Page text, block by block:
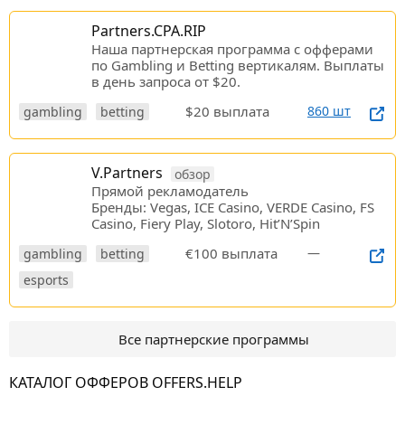
Partners.CPA.RIP
Наша партнерская программа c офферами
по Gambling и Betting вертикалям. Выплаты
в день запроса от $20.
gambling betting $20 выплата 860 шт
V.Partners обзор
Прямой рекламодатель
Бренды: Vegas, ICE Casino, VERDE Casino, FS
Casino, Fiery Play, Slotoro, Hit’N’Spin
gambling
betting
esports
€100 выплата —
Все партнерские программы
КАТАЛОГ ОФФЕРОВ OFFERS.HELP